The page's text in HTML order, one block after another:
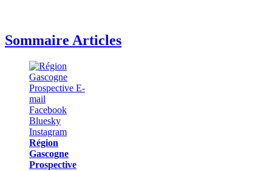
Sommaire Articles
Région
Gascogne
Prospective